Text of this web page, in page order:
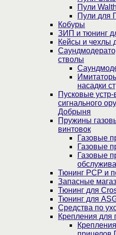
Пули
Пули для
Кобуры
ЗИП и тюнинг
Кейсы и чехлы
стволы
насадки
Пусковые
сигнального
Добрыня
Пружины
винтовок
Газовые
Газовые
Газовые
Тюнинг PCP и
Запасные
Тюнинг для
Тюнинг для
Средства по
Крепления для